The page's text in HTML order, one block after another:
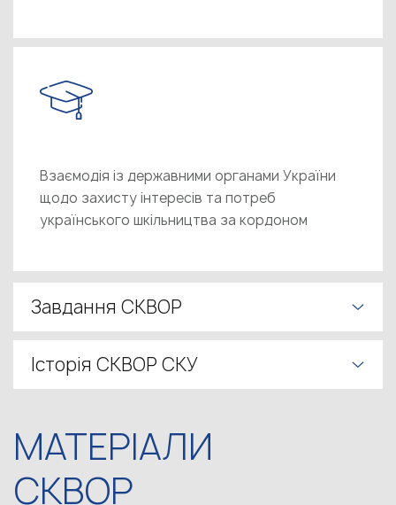
Взаємодія із державними органами України
щодо захисту інтересів та потреб
українського шкільництва за кордоном
Завдання СКВОР
Історія СКВОР СКУ
МАТЕРІАЛИ
СКВОР